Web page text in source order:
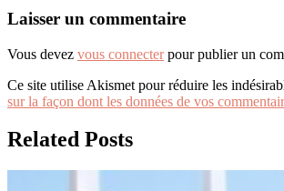
Laisser un commentaire
Vous devez vous connecterpour publier un
Ce site utilise Akismet pour réduire les
sur la façon dont les données de vos
Related Posts